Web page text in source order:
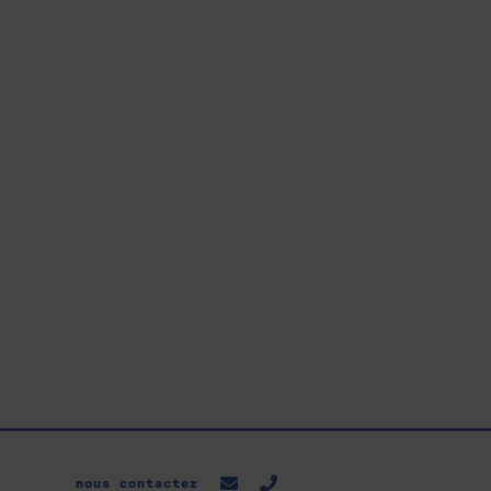
nous contacter